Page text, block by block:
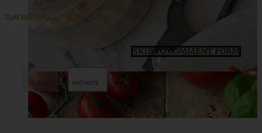
ZUM BEITRAG
SKIP TO COMMENT FORM